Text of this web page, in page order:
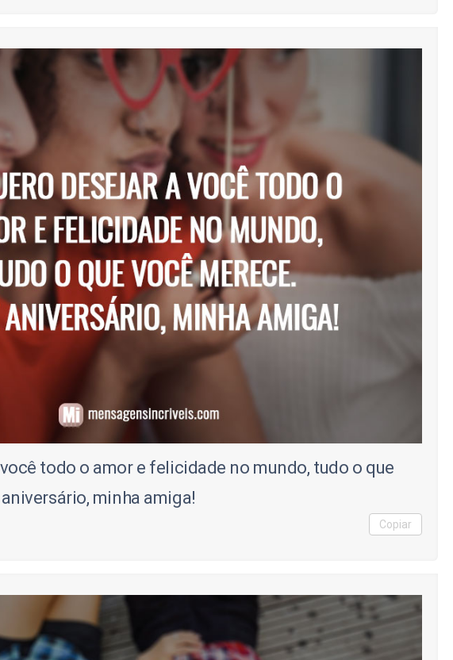
todo o amor e felicidade no mundo, tudo o que
minha amiga!
Copiar